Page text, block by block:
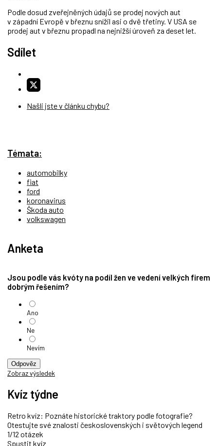
Podle dosud zveřejněných údajů se prodej nových aut
v západní Evropě v březnu snížil asi o dvě třetiny. V USA se
prodej aut v březnu propadl na nejnižší úroveň za deset let.
Sdílet
Našli jste v článku chybu?
Témata:
automobilky
fiat
ford
koronavirus
Škoda auto
volkswagen
Anketa
Jsou podle vás kvóty na podíl žen ve vedení velkých firem
dobrým řešením?
Ano
Ne
Nevím
Odpověz
Zobraz výsledek
Kvíz týdne
Retro kvíz: Poznáte historické traktory podle fotografie?
Otestujte své znalosti československých i světových legend
1/12 otázek
Spustit kvíz